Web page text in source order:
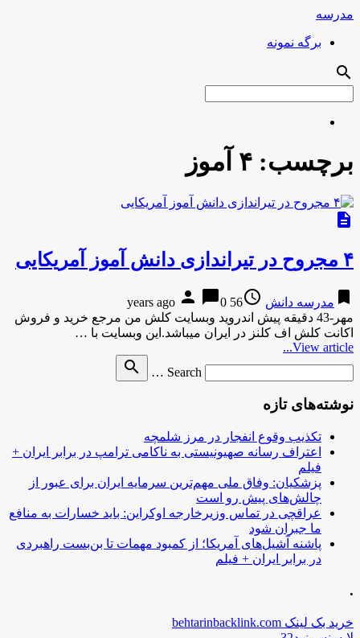
مدرسه
برگه نمونه
search
برچسب: ۴ آموز
description
۴ مجروح در تیراندازی دانش آموز آمریکایی
bookmark مدرسه دانش access_time
56 years ago
person chat_bubble0
مهر-43 دقیقه پیش اندروید وبسایت کلش من مرجع خرید و فروش
اکانت کلش اف کلنز در ایران میباشد.این وبسایت با …
View article...
Search …
search
نوشته‌های تازه
تکذیب وقوع انفجار در مرز شلمچه
اعتراف رسانه صهیونیستی به ناکامی ترامپ در برابر ایران +
فیلم
پزشکیان: وفاق ملی مهم‌ترین سرمایه ایران برای عبور از
چالش‌های پیش رو است
عراقچی در تماس وزیرخارجه اوکراین: باید خسارات به منافع
ما جبران شود
پاشنه آشیل‌های آمریکا؛ از کمبود مهمات تا بن‌بست راهبردی
در برابر ایران + فیلم
.
خرید بک لینک behtarinbacklink.com